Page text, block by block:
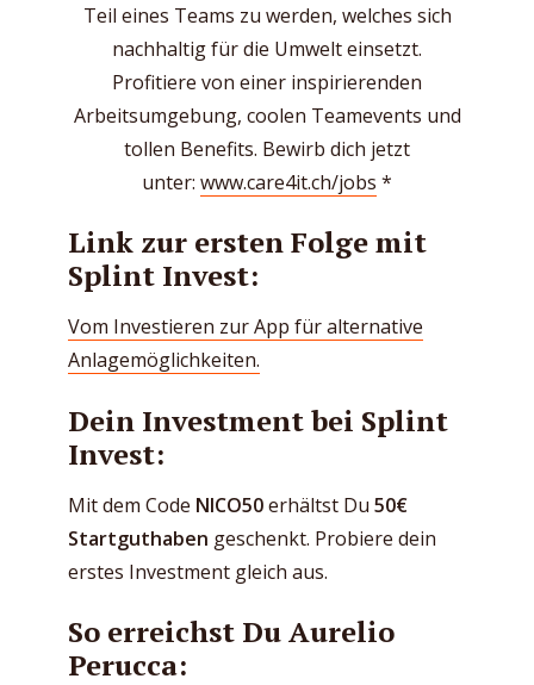
Teil eines Teams zu werden, welches sich
nachhaltig für die Umwelt einsetzt.
Profitiere von einer inspirierenden
Arbeitsumgebung, coolen Teamevents und
tollen Benefits. Bewirb dich jetzt
unter: www.care4it.ch/jobs *
Link zur ersten Folge mit
Splint Invest:
Vom Investieren zur App für alternative
Anlagemöglichkeiten.
Dein Investment bei Splint
Invest:
Mit dem Code NICO50erhältst Du 50€
Startguthaben geschenkt. Probiere dein
erstes Investment gleich aus.
So erreichst Du Aurelio
Perucca: